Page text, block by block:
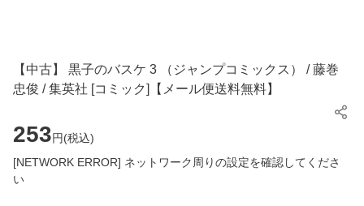
【中古】 黒子のバスケ 3 （ジャンプコミックス） / 藤巻
忠俊 / 集英社 [コミック]【メール便送料無料】
253円(税込)
[NETWORK ERROR] ネットワーク周りの設定を確認してくださ
い